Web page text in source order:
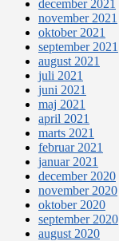
december 2021
november 2021
oktober 2021
september 2021
august 2021
juli 2021
juni 2021
maj 2021
april 2021
marts 2021
februar 2021
januar 2021
december 2020
november 2020
oktober 2020
september 2020
august 2020